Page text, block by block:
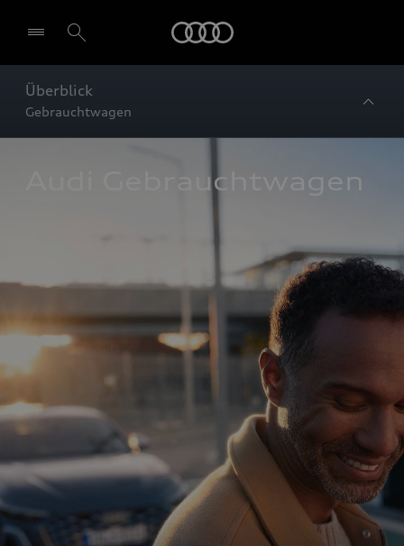
Überblick
Gebrauchtwagen
Audi Gebrauchtwagen